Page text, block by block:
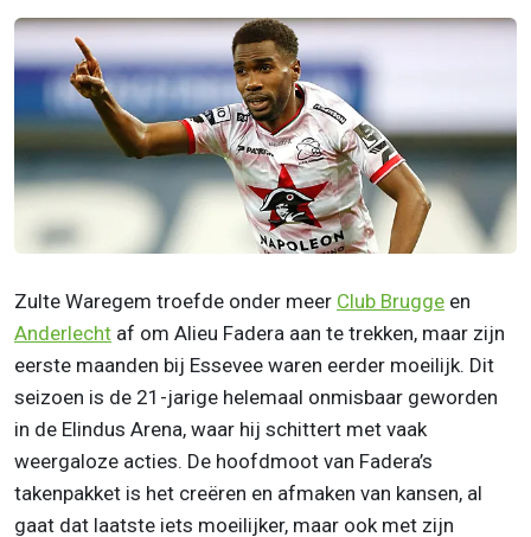
Zulte Waregem troefde onder meer Club Brugge en
Anderlecht af om Alieu Fadera aan te trekken, maar zijn
eerste maanden bij Essevee waren eerder moeilijk. Dit
seizoen is de 21-jarige helemaal onmisbaar geworden
in de Elindus Arena, waar hij schittert met vaak
weergaloze acties. De hoofdmoot van Fadera’s
takenpakket is het creëren en afmaken van kansen, al
gaat dat laatste iets moeilijker, maar ook met zijn